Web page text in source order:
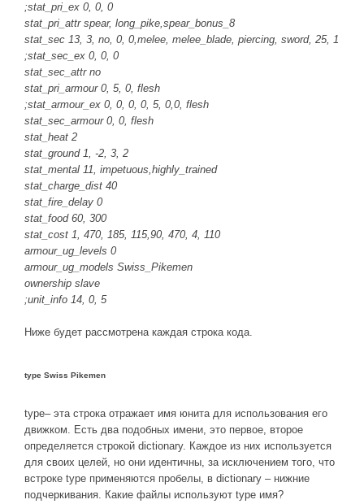
Крестовые походы
Античность
Средние века
;stat_pri_ex 0, 0, 0
stat_pri_attr spear, long_pike,spear_bonus_8
stat_sec 13, 3, no, 0, 0,melee, melee_blade, piercing, sword, 25, 1
;stat_sec_ex 0, 0, 0
stat_sec_attr no
stat_pri_armour 0, 5, 0, flesh
;stat_armour_ex 0, 0, 0, 0, 5, 0,0, flesh
stat_sec_armour 0, 0, flesh
stat_heat 2
stat_ground 1, -2, 3, 2
stat_mental 11, impetuous,highly_trained
stat_charge_dist 40
stat_fire_delay 0
stat_food 60, 300
stat_cost 1, 470, 185, 115,90, 470, 4, 110
armour_ug_levels 0
armour_ug_models Swiss_Pikemen
ownership slave
;unit_info 14, 0, 5
Ниже будет рассмотрена каждая строка кода.
type Swiss Pikemen
type– эта строка отражает имя юнита для использования его
движком. Есть два подобных имени, это первое, второе
определяется строкой dictionary. Каждое из них используется
для своих целей, но они идентичны, за исключением того, что
встроке type применяются пробелы, в dictionary – нижние
подчеркивания. Какие файлы используют type имя?